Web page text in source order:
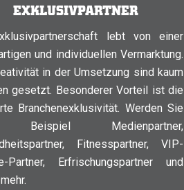
EXKLUSIVPARTNER
lebt von einer
und individuellen Vermarktung.
in der Umsetzung sind kaum
gesetzt. Besonderer Vorteil ist die
Branchenexklusivität. Werden Sie
Beispiel Medienpartner,
Fitnesspartner, VIP-
Partner, Erfrischungspartner und